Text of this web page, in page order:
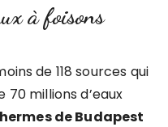
à foisons
de 118 sources qui
millions d’eaux
de Budapest